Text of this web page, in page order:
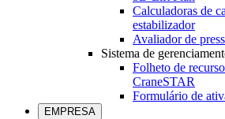
Calculadoras de
estabilizador
Avaliador de
Sistema de
Folheto de
CraneSTAR
Formulário de
EMPRESA